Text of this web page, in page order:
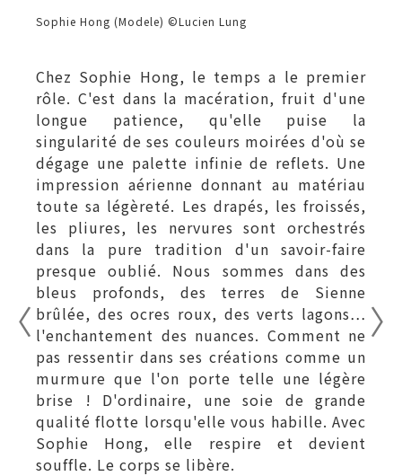
Sophie Hong (Modele) ©Lucien Lung
Chez Sophie Hong, le temps a le premier
rôle. C'est dans la macération, fruit d'une
longue patience, qu'elle puise la
singularité de ses couleurs moirées d'où se
dégage une palette infinie de reflets. Une
impression aérienne donnant au matériau
toute sa légèreté. Les drapés, les froissés,
les pliures, les nervures sont orchestrés
dans la pure tradition d'un savoir-faire
presque oublié. Nous sommes dans des
bleus profonds, des terres de Sienne
brûlée, des ocres roux, des verts lagons…
l'enchantement des nuances. Comment ne
pas ressentir dans ses créations comme un
murmure que l'on porte telle une légère
brise ! D'ordinaire, une soie de grande
qualité flotte lorsqu'elle vous habille. Avec
Sophie Hong, elle respire et devient
souffle. Le corps se libère.